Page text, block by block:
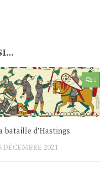
1
bataille d’Hastings
DÉCEMBRE 2021